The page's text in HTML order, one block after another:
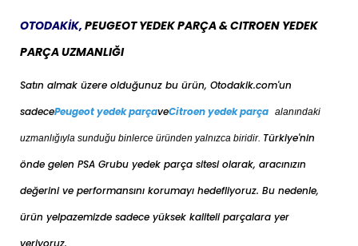
OTODAKİK, PEUGEOT YEDEK PARÇA & CITROEN YEDEK
PARÇA UZMANLIĞI
Satın almak üzere olduğunuz bu ürün, Otodakik.com'un
sadecePeugeot yedek parçaveCitroen yedek parça alanındaki
uzmanlığıyla sunduğu binlerce üründen yalnızca biridir. Türkiye'nin
önde gelen PSA Grubu yedek parça sitesi olarak, aracınızın
değerini ve performansını korumayı hedefliyoruz. Bu nedenle,
ürün yelpazemizde sadece yüksek kaliteli parçalara yer
veriyoruz.